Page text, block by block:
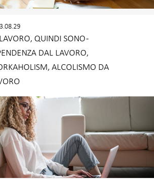
QUINDI SONO -
DAL LAVORO,
ALCOLISMO DA